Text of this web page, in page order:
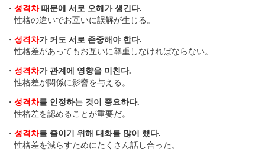
・ 성격차때문에 서로 오해가 생긴다.
性格の違いでお互いに誤解が生じる。
・ 성격차가 커도 서로 존중해야 한다.
性格差があってもお互いに尊重しなければならない。
・ 성격차가 관계에 영향을 미친다.
性格差が関係に影響を与える。
・ 성격차를 인정하는 것이 중요하다.
性格差を認めることが重要だ。
・ 성격차를 줄이기 위해 대화를 많이 했다.
性格差を減らすためにたくさん話し合った。